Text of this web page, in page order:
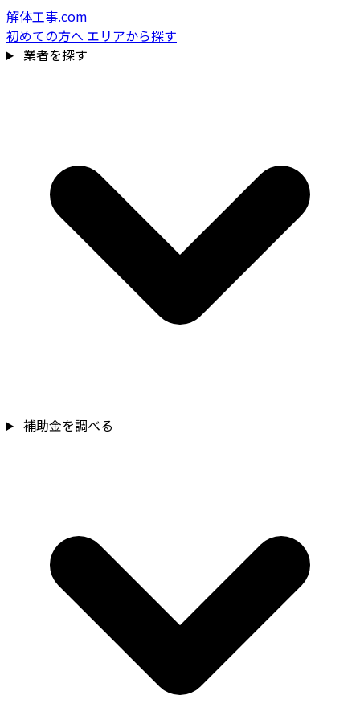
解体工事.com
初めての方へ エリアから探す
業者を探す
補助金を調べる